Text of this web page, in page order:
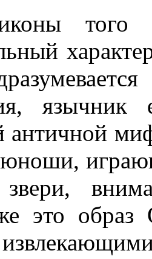
того
античной
звери,
это